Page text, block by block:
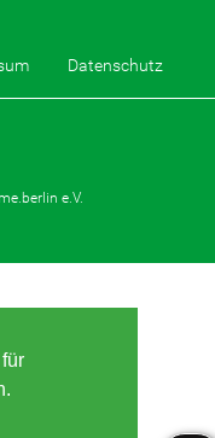
Datenschutz
e.V.